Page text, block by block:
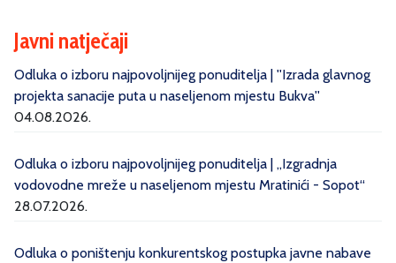
Javni natječaji
Odluka o izboru najpovoljnijeg ponuditelja | ''Izrada glavnog
projekta sanacije puta u naseljenom mjestu Bukva''
04.08.2026.
Odluka o izboru najpovoljnijeg ponuditelja | „Izgradnja
vodovodne mreže u naseljenom mjestu Mratinići - Sopot“
28.07.2026.
Odluka o poništenju konkurentskog postupka javne nabave